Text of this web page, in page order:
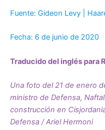
Fuente: Gideon Levy |
Fecha: 6 de junio de 2020
Traducido del inglés para
Una foto del 21 de enero
ministro de Defensa,
construcción en
Defensa / Ariel Hermoni